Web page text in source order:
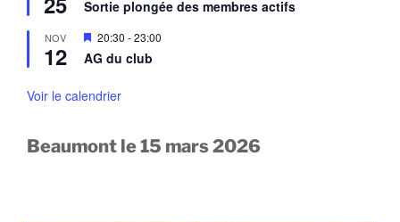
ta
a
n
t
s
n
a
n
Sortie plongée des membres actifs
NOV
12
M
i
s
n
n
20:30 -23:00
AG du club
Voir le calendrier
Beaumont le 15 mars 2026